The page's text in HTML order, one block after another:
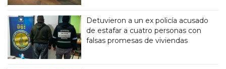
Detuvieron a un ex policía acusado
de estafar a cuatro personas con
falsas promesas de viviendas